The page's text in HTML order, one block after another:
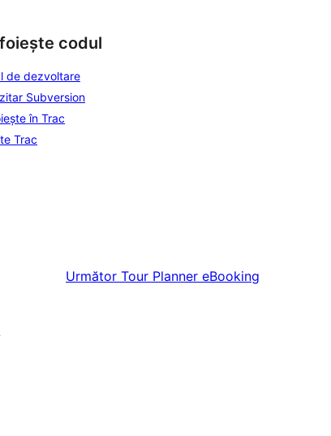
codul
de dezvoltare
Subversion
în Trac
Trac
Următor Tour Planner eBooking